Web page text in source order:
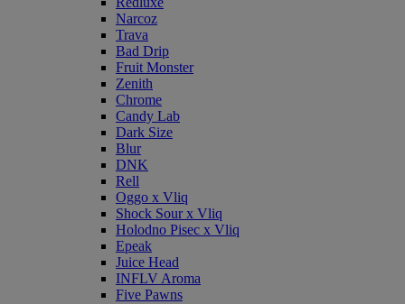
Narcoz
Trava
Bad Drip
Fruit Monster
Zenith
Chrome
Candy Lab
Dark Size
Blur
DNK
Rell
Oggo x Vliq
Shock Sour x Vliq
Holodno Pisec x Vliq
Epeak
Juice Head
INFLV Aroma
Five Pawns